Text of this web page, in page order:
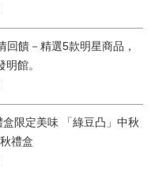
擇
回饋－精選5款明星商品，
館。
限定美味 「綠豆凸」中秋
禮盒